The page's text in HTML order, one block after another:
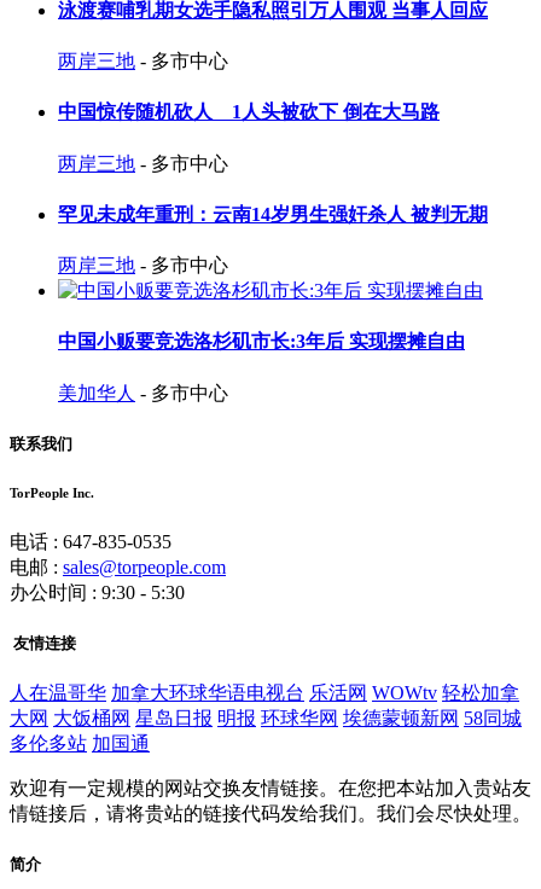
泳渡赛哺乳期女选手隐私照引万人围观 当事人回应
两岸三地 - 多市中心
中国惊传随机砍人 1人头被砍下 倒在大马路
两岸三地 - 多市中心
罕见未成年重刑：云南14岁男生强奸杀人 被判无期
两岸三地 - 多市中心
中国小贩要竞选洛杉矶市长:3年后 实现摆摊自由
美加华人 - 多市中心
联系我们
TorPeople Inc.
电话 : 647-835-0535
电邮 : sales@torpeople.com
办公时间 : 9:30 - 5:30
友情连接
人在温哥华 加拿大环球华语电视台 乐活网 WOWtv 轻松加拿
大网 大饭桶网 星岛日报 明报 环球华网 埃德蒙顿新网 58同城
多伦多站 加国通
欢迎有一定规模的网站交换友情链接。在您把本站加入贵站友
情链接后，请将贵站的链接代码发给我们。我们会尽快处理。
简介